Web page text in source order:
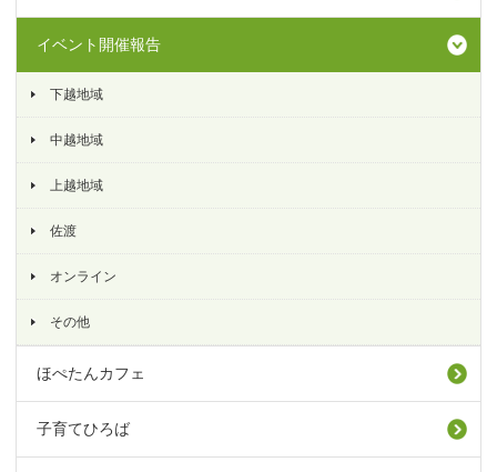
イベント開催報告
下越地域
中越地域
上越地域
佐渡
オンライン
その他
ほぺたんカフェ
子育てひろば